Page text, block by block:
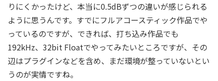
りにくかったけど、本当に0.5dBずつの違いが感じられる
ように思うんです。すでにフルアコースティック作品でや
っているのですが、できれば、打ち込み作品でも
192kHz、32bit Floatでやってみたいところですが、その
辺はプラグインなどを含め、まだ環境が整っていないとい
うのが実情ですね。